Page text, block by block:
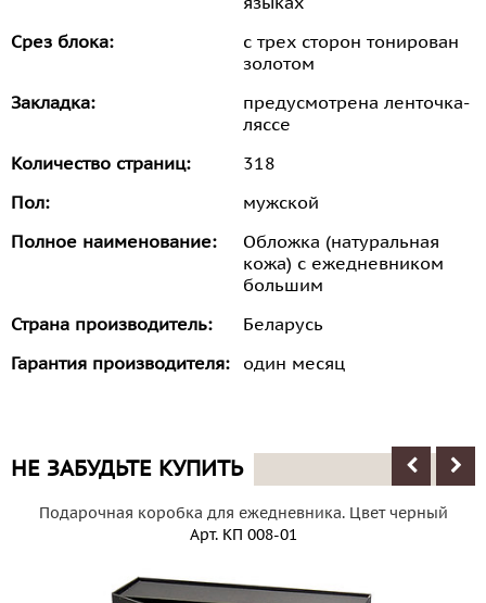
Срез блока:
с трех сторон тонирован
золотом
Закладка:
предусмотрена ленточка-
ляссе
Количество страниц:
318
Пол:
мужской
Полное наименование:
Обложка (натуральная
кожа) с ежедневником
большим
Страна производитель:
Беларусь
Гарантия производителя:
один месяц
НЕ ЗАБУДЬТЕ КУПИТЬ
Подарочная коробка для ежедневника. Цвет черный
Арт.КП 008-01